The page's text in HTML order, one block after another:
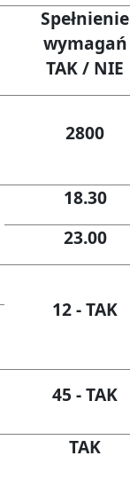
Spełnienie
wymagań
TAK / NIE
2800
18.30
23.00
12 - TAK
45 - TAK
TAK